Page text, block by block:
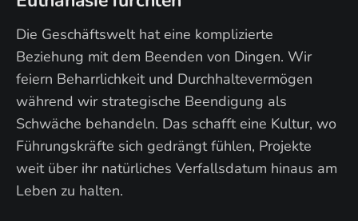
Die Geschäftswelt hat eine komplizierte
Beziehung mit dem Beenden von Dingen. Wir
feiern Beharrlichkeit und Durchhaltevermögen
während wir strategische Beendigung als
Schwäche behandeln. Das schafft eine Kultur, wo
Führungskräfte sich gedrängt fühlen, Projekte
weit über ihr natürliches Verfallsdatum hinaus am
Leben zu halten.